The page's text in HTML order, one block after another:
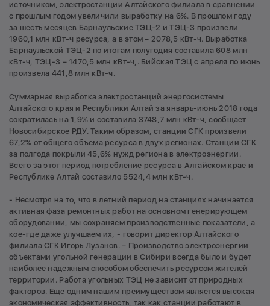
источником, электростанции Алтайского филиала в сравнении
с прошлым годом увеличили выработку на 6%. В прошлом году
за шесть месяцев Барнаульские ТЭЦ-2 и ТЭЦ-3 произвели
1960,1 млн кВт-ч ресурса, а в этом – 2078,5 кВт-ч. Выработка
Барнаульской ТЭЦ-2 по итогам полугодия составила 608 млн
кВт-ч, ТЭЦ-3 – 1470,5 млн кВт-ч,. Бийская ТЭЦ с апреля по июнь
произвела 441,8 млн кВт-ч.
Суммарная выработка электростанций энергосистемы
Алтайского края и Республики Алтай за январь-июнь 2018 года
сократилась на 1,9% и составила 3748,7 млн кВт-ч, сообщает
Новосибирское РДУ. Таким образом, станции СГК произвели
67,2% от общего объема ресурса в двух регионах. Станции СГК
за полгода покрыли 45,6% нужд региона в электроэнергии.
Всего за этот период потребление ресурса в Алтайском крае и
Республике Алтай составило 5524,4 млн кВт-ч.
- Несмотря на то, что в летний период на станциях начинается
активная фаза ремонтных работ на основном генерирующем
оборудовании, мы сохраняем производственные показатели, а
кое-где даже улучшаем их, - говорит директор Алтайского
филиала СГК Игорь Лузанов. – Производство электроэнергии
объектами угольной генерации в Сибири всегда было и будет
наиболее надежным способом обеспечить ресурсом жителей
территории. Работа угольных ТЭЦ не зависит от природных
факторов. Еще одним нашим преимуществом является высокая
экономическая эффективность, так как станции работают в